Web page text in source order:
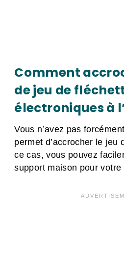
Comment
de jeu de
électroniques à
Vous n’avez pas
permet d’accrocher le jeu
ce cas, vous pouvez
support maison pour